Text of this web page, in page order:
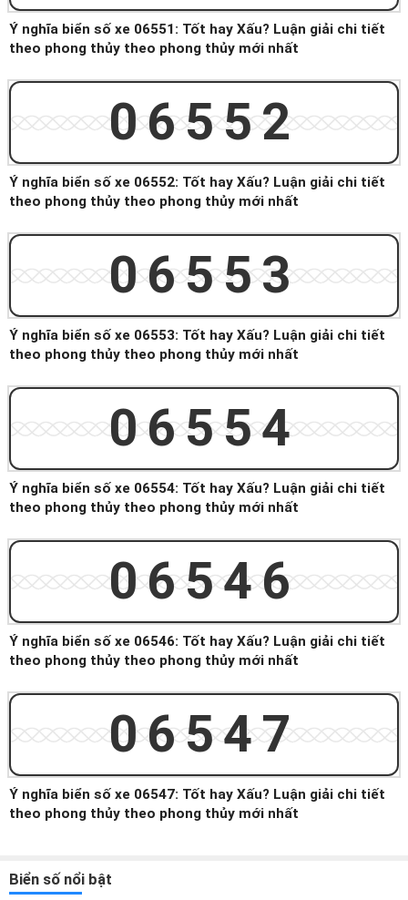
Ý nghĩa biển số xe 06551: Tốt hay Xấu? Luận giải chi tiết
theo phong thủy theo phong thủy mới nhất
06552
Ý nghĩa biển số xe 06552: Tốt hay Xấu? Luận giải chi tiết
theo phong thủy theo phong thủy mới nhất
06553
Ý nghĩa biển số xe 06553: Tốt hay Xấu? Luận giải chi tiết
theo phong thủy theo phong thủy mới nhất
06554
Ý nghĩa biển số xe 06554: Tốt hay Xấu? Luận giải chi tiết
theo phong thủy theo phong thủy mới nhất
06546
Ý nghĩa biển số xe 06546: Tốt hay Xấu? Luận giải chi tiết
theo phong thủy theo phong thủy mới nhất
06547
Ý nghĩa biển số xe 06547: Tốt hay Xấu? Luận giải chi tiết
theo phong thủy theo phong thủy mới nhất
Biển số nổi bật